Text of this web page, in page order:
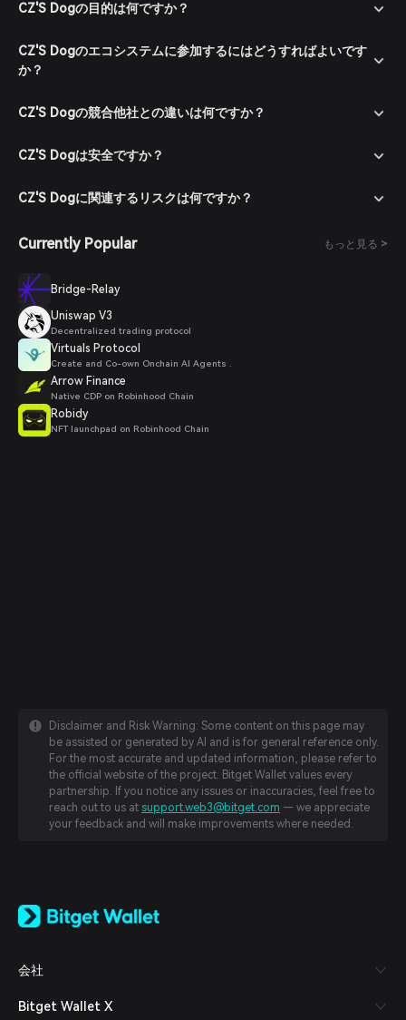
CZ'S Dogの目的は何ですか？
CZ'S Dogのエコシステムに参加するにはどうすればよいです
か？
CZ'S Dogの競合他社との違いは何ですか？
CZ'S Dogは安全ですか？
CZ'S Dogに関連するリスクは何ですか？
Currently Popular もっと見る >
Bridge-Relay
Uniswap V3
Decentralized trading protocol
Virtuals Protocol
Create and Co-own Onchain AI Agents .
Arrow Finance
Native CDP on Robinhood Chain
Robidy
NFT launchpad on Robinhood Chain
Disclaimer and Risk Warning: Some content on this page may
be assisted or generated by AI and is for general reference only.
For the most accurate and updated information, please refer to
the official website of the project. Bitget Wallet values every
partnership. If you notice any issues or inaccuracies, feel free to
reach out to us at support.web3@bitget.com — we appreciate
your feedback and will make improvements where needed.
日本語
Español (Latinoamérica)
Italiano
会社
Bitget Wallet X